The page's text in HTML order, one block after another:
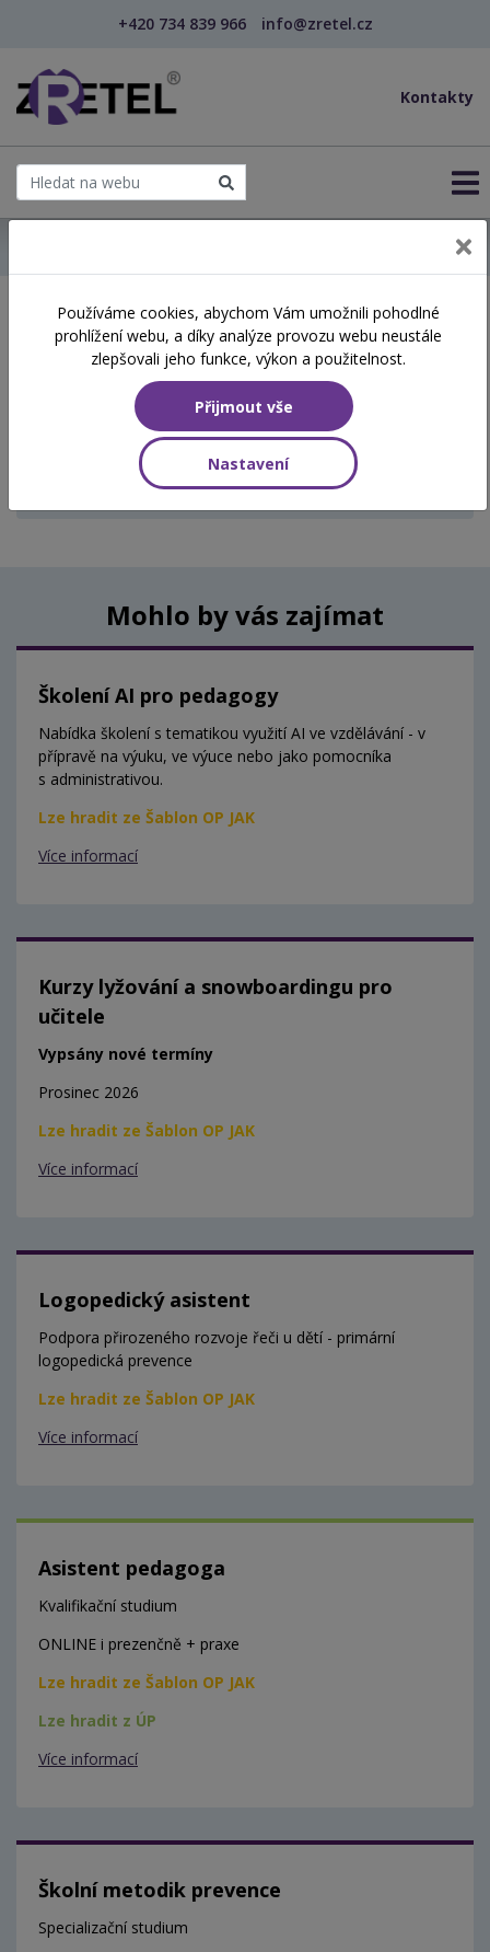
+420 734 839 966 info@zretel.cz
Kontakty
Školení začínající 06. 05.
2026
Aktuálně vypsané termíny
Aktuálně nejsou vypsány žádné termíny.
Mohlo by vás zajímat
Školení AI pro pedagogy
Nabídka školení s tematikou využití AI ve vzdělávání - v
přípravě na výuku, ve výuce nebo jako pomocníka
s administrativou.
Lze hradit ze Šablon OP JAK
Více informací
Kurzy lyžování a snowboardingu pro
učitele
Vypsány nové termíny
Prosinec 2026
Lze hradit ze Šablon OP JAK
Více informací
Logopedický asistent
Podpora přirozeného rozvoje řeči u dětí - primární
logopedická prevence
Lze hradit ze Šablon OP JAK
Více informací
Asistent pedagoga
Kvalifikační studium
ONLINE i prezenčně + praxe
Lze hradit ze Šablon OP JAK
Lze hradit z ÚP
Více informací
Školní metodik prevence
Specializační studium
Používáme cookies, abychom Vám umožnili pohodlné
prohlížení webu, a díky analýze provozu webu neustále
zlepšovali jeho funkce, výkon a použitelnost.
Přijmout vše
Nastavení